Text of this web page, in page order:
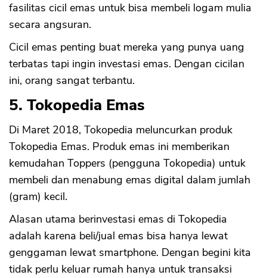
fasilitas cicil emas untuk bisa membeli logam mulia
secara angsuran.
Cicil emas penting buat mereka yang punya uang
terbatas tapi ingin investasi emas. Dengan cicilan
ini, orang sangat terbantu.
5. Tokopedia Emas
Di Maret 2018, Tokopedia meluncurkan produk
Tokopedia Emas. Produk emas ini memberikan
kemudahan Toppers (pengguna Tokopedia) untuk
membeli dan menabung emas digital dalam jumlah
(gram) kecil.
Alasan utama berinvestasi emas di Tokopedia
adalah karena beli/jual emas bisa hanya lewat
genggaman lewat smartphone. Dengan begini kita
tidak perlu keluar rumah hanya untuk transaksi